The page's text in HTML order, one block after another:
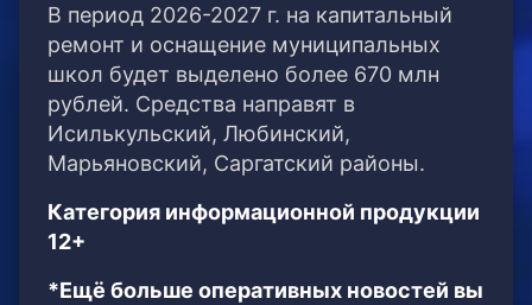
В период 2026-2027 г. на капитальный
ремонт и оснащение муниципальных
школ будет выделено более 670 млн
рублей. Средства направят в
Исилькульский, Любинский,
Марьяновский, Саргатский районы.
Категория информационной продукции
12+
*Ещё больше оперативных новостей вы